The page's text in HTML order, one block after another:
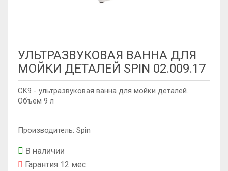
УЛЬТРАЗВУКОВАЯ ВАННА ДЛЯ
МОЙКИ ДЕТАЛЕЙ SPIN 02.009.17
CK9 - ультразвуковая ванна для мойки деталей.
Объем 9 л
Производитель: Spin
В наличии
Гарантия 12 мес.